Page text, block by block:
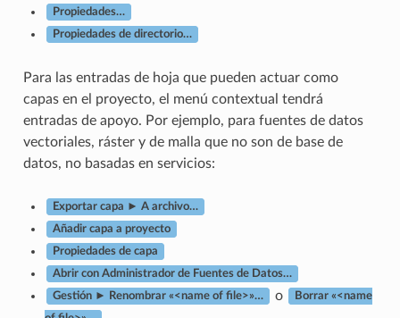
Propiedades…
Propiedades de directorio…
Para las entradas de hoja que pueden actuar como
capas en el proyecto, el menú contextual tendrá
entradas de apoyo. Por ejemplo, para fuentes de datos
vectoriales, ráster y de malla que no son de base de
datos, no basadas en servicios:
Exportar capa ► A archivo…
Añadir capa a proyecto
Propiedades de capa
Abrir con Administrador de Fuentes de Datos…
Gestión ► Renombrar «<name of file>»… o Borrar «<name